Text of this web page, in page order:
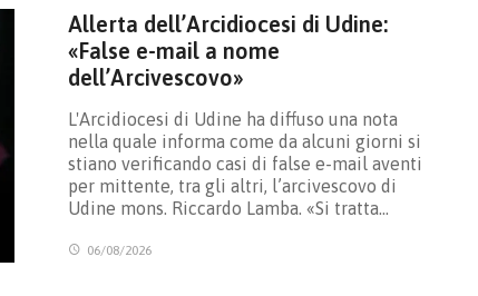
Allerta dell’Arcidiocesi di Udine:
«False e-mail a nome
dell’Arcivescovo»
L'Arcidiocesi di Udine ha diffuso una nota
nella quale informa come da alcuni giorni si
stiano verificando casi di false e-mail aventi
per mittente, tra gli altri, l’arcivescovo di
Udine mons. Riccardo Lamba. «Si tratta…
06/08/2026